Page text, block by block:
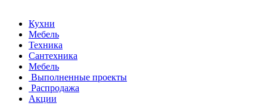
Кухни
Мебель
Техника
Сантехника
Мебель
Выполненные проекты
Распродажа
Акции